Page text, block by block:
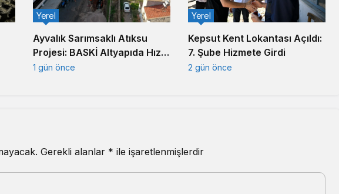
Ayvalık Sarımsaklı Atıksu
Projesi: BASKİ Altyapıda Hız
Kesmiyor
Yerel
1 gün önce
Kepsut Kent Lokantası Açıldı:
7. Şube Hizmete Girdi
Yerel
2 gün önce
Gerekli alanlar * ile işaretlenmişlerdir